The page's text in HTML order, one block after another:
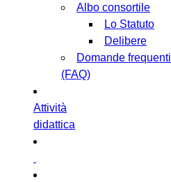
Albo consortile
Lo Statuto
Delibere
Domande frequenti
(FAQ)
Attività
didattica